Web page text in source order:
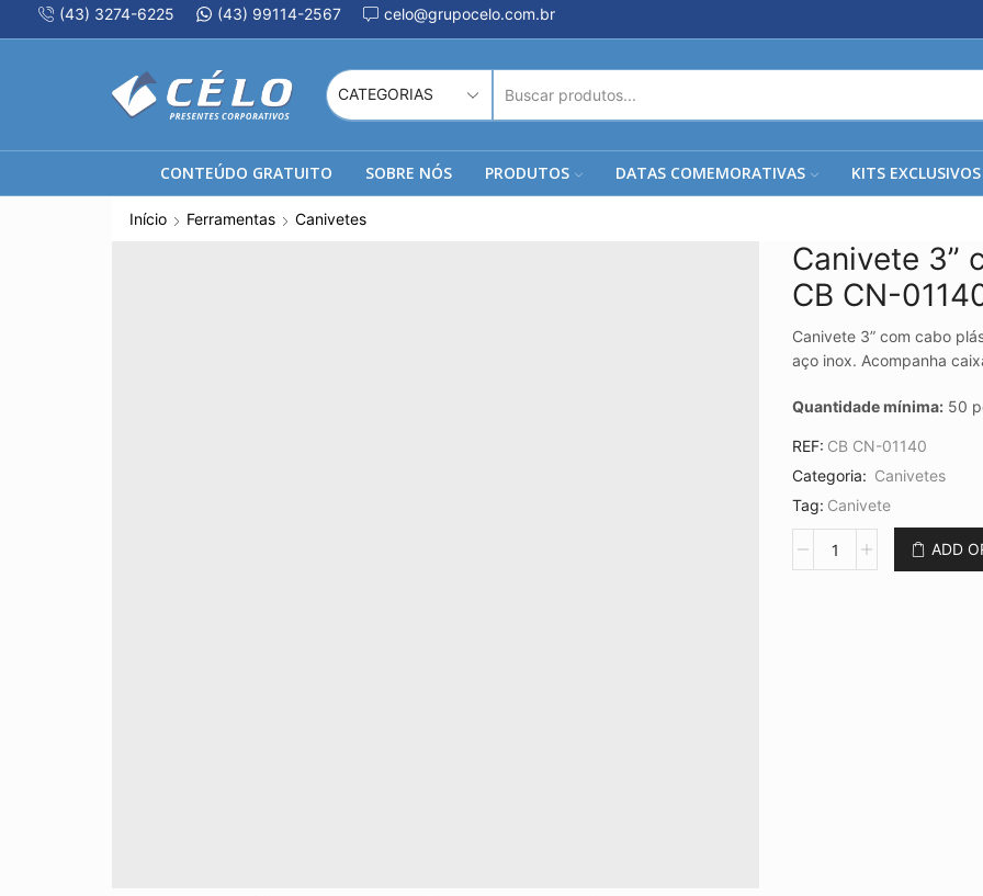
(43) 3274-6225 (43) 99114-2567 celo@grupocelo.com.br
DE
PESQUISA
CONTEÚDO GRATUITO SOBRE NÓS PRODUTOS DATAS COMEMORATIVAS KITS EXCLUSIVOS
Início Ferramentas Canivetes
Canivete 3”
CB CN-
Canivete 3” com cabo
aço inox. Acompanha
Quantidade mínima: 50
REF: CB CN-01140
Categoria: Canivetes
Tag: Canivete
ADD